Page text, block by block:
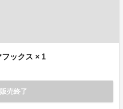
フックス × 1
販売終了